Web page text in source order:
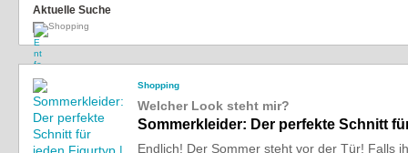
Aktuelle Suche
Shopping
Shopping
Welcher Look steht mir?
Sommerkleider: Der perfekte Schnitt
Endlich! Der Sommer steht vor der Tür! Falls